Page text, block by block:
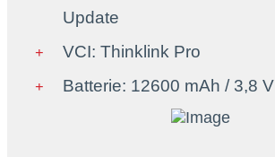
Update
VCI: Thinklink Pro
Batterie: 12600 mAh / 3,8 V